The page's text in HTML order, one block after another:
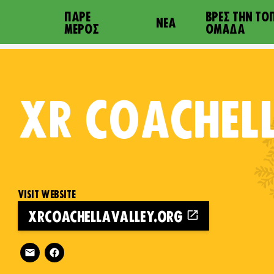
ΠΆΡΕ
ΜΈΡΟΣ
ΝΈΑ
ΒΡΕΣ ΤΗΝ
ΟΜΆΔΑ
XR
VISIT WEBSITE
XRCOACHELLAVALLEY.ORG
Follow XR Coachella Valley on
on